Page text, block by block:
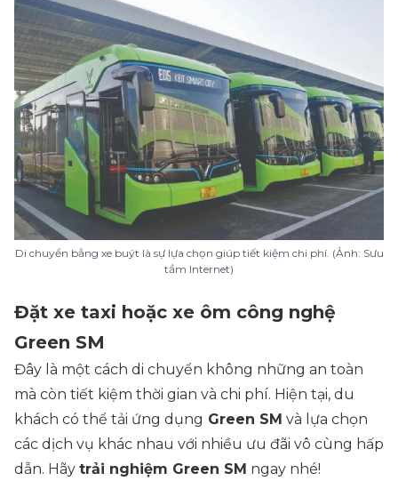
Di chuyển bằng xe buýt là sự lựa chọn giúp tiết kiệm chi phí. (Ảnh: Sưu
tầm Internet)
Đặt xe taxi hoặc xe ôm công nghệ
Green SM
Đây là một cách di chuyển không những an toàn
mà còn tiết kiệm thời gian và chi phí. Hiện tại, du
khách có thể tải ứng dụng Green SM và lựa chọn
các dịch vụ khác nhau với nhiều ưu đãi vô cùng hấp
dẫn. Hãy trải nghiệm Green SM ngay nhé!